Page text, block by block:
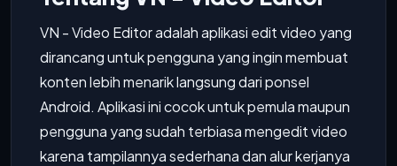
VN - Video Editor adalah aplikasi edit video yang
dirancang untuk pengguna yang ingin membuat
konten lebih menarik langsung dari ponsel
Android. Aplikasi ini cocok untuk pemula maupun
pengguna yang sudah terbiasa mengedit video
karena tampilannya sederhana dan alur kerjanya